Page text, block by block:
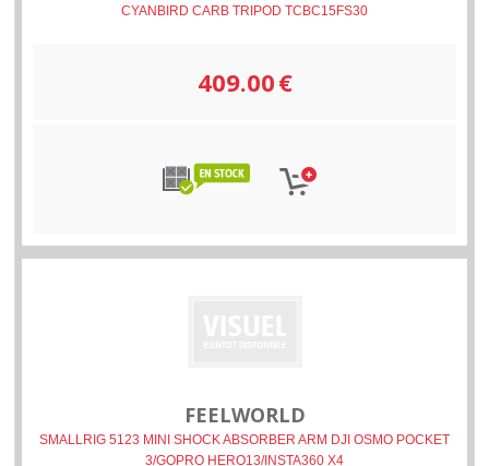
CYANBIRD CARB TRIPOD TCBC15FS30
409.00€
FEELWORLD
SMALLRIG 5123 MINI SHOCK ABSORBER ARM DJI OSMO POCKET
3/GOPRO HERO13/INSTA360 X4